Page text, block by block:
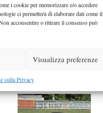
i cookie per memorizzare e/o accedere
ci permetterà di elaborare dati come il
acconsentire o ritirare il consenso può
Visualizza preferenze
sulla Privacy